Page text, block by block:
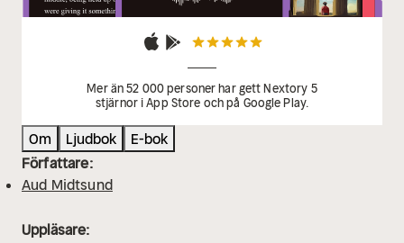
Mer än 52 000 personer har gett Nextory 5
stjärnor i App Store och på Google Play.
Om Ljudbok
E-bok
Författare:
Aud Midtsund
Uppläsare: